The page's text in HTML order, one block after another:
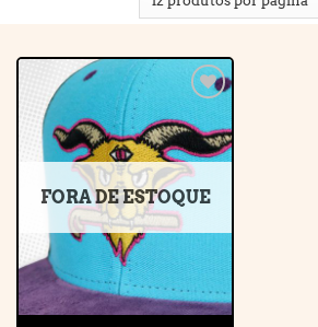
Adicionar
à lista de
desejos
FORA DE ESTOQUE